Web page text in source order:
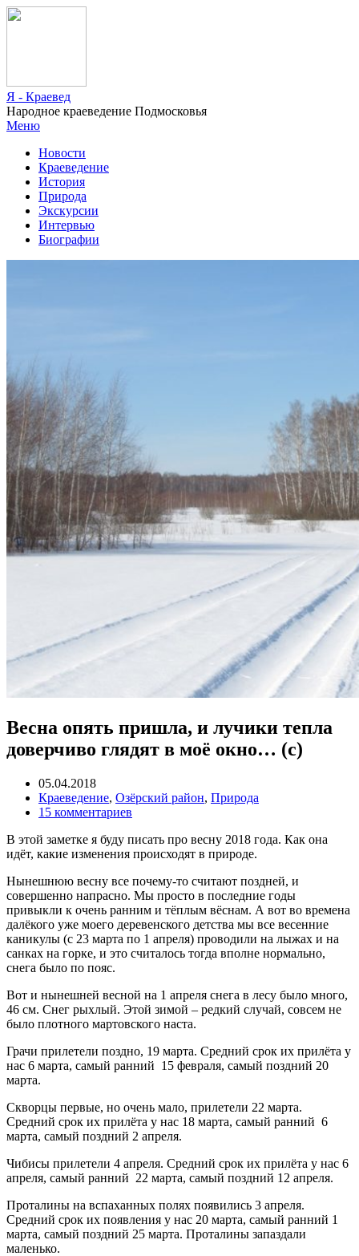
Я - Краевед
Народное краеведение Подмосковья
Меню
Новости
Краеведение
История
Природа
Экскурсии
Интервью
Биографии
Весна опять пришла, и лучики тепла
доверчиво глядят в моё окно… (с)
05.04.2018
Краеведение, Озёрский район, Природа
15 комментариев
В этой заметке я буду писать про весну 2018 года. Как она
идёт, какие изменения происходят в природе.
Нынешнюю весну все почему-то считают поздней, и
совершенно напрасно. Мы просто в последние годы
привыкли к очень ранним и тёплым вёснам. А вот во времена
далёкого уже моего деревенского детства мы все весенние
каникулы (с 23 марта по 1 апреля) проводили на лыжах и на
санках на горке, и это считалось тогда вполне нормально,
снега было по пояс.
Вот и нынешней весной на 1 апреля снега в лесу было много,
46 см. Снег рыхлый. Этой зимой – редкий случай, совсем не
было плотного мартовского наста.
Грачи прилетели поздно, 19 марта. Средний срок их прилёта у
нас 6 марта, самый ранний 15 февраля, самый поздний 20
марта.
Скворцы первые, но очень мало, прилетели 22 марта.
Средний срок их прилёта у нас 18 марта, самый ранний 6
марта, самый поздний 2 апреля.
Чибисы прилетели 4 апреля. Средний срок их прилёта у нас 6
апреля, самый ранний 22 марта, самый поздний 12 апреля.
Проталины на вспаханных полях появились 3 апреля.
Средний срок их появления у нас 20 марта, самый ранний 1
марта, самый поздний 25 марта. Проталины запаздали
маленько.